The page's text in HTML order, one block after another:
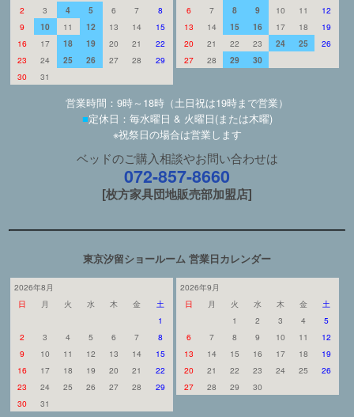
2
3 4 5 6 7
8
9
10 11 12 13 14
15
16
17 18 19 20 21
22
23
24 25 26 27 28
29
30
31
6
7 8 9 10 11
12
13
14 15 16 17 18
19
20
21 22 23 24 25
26
27
28 29 30
営業時間：9時～18時（土日祝は19時まで営業）
■定休日：毎水曜日 & 火曜日(または木曜)
※祝祭日の場合は営業します
ベッドのご購入相談やお問い合わせは
072-857-8660
[枚方家具団地販売部加盟店]
東京汐留ショールーム 営業日カレンダー
2026年8月
日
月 火 水 木 金
土
1
2
3 4 5 6 7
8
9
10 11 12 13 14
15
16
17 18 19 20 21
22
23
24 25 26 27 28
29
30
31
2026年9月
日
月 火 水 木 金
土
1
2 3 4
5
6
7 8 9 10 11
12
13
14 15 16 17 18
19
20
21 22 23 24 25
26
27
28 29 30